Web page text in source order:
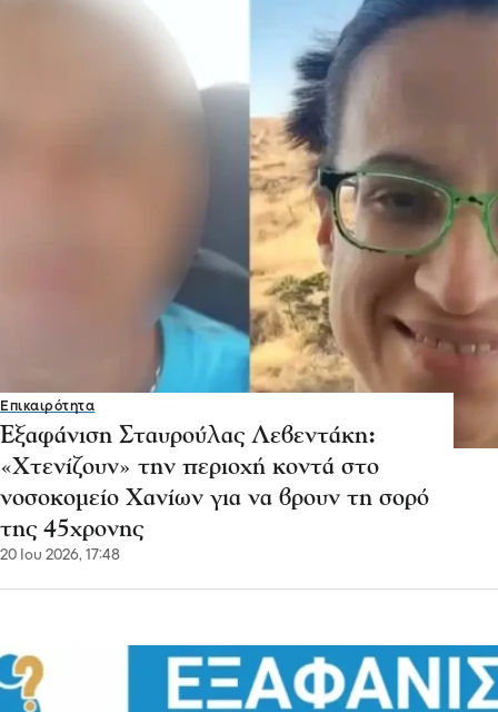
Επικαιρότητα
Εξαφάνιση Σταυρούλας Λεβεντάκη:
«Χτενίζουν» την περιοχή κοντά στο
νοσοκομείο Χανίων για να βρουν τη σορό
της 45χρονης
20 Ιου 2026, 17:48